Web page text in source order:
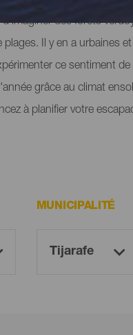
des forêts
Il y en a urbaines
ce sentiment
grâce au climat
à planifier votre
MUNICIPALITÉ